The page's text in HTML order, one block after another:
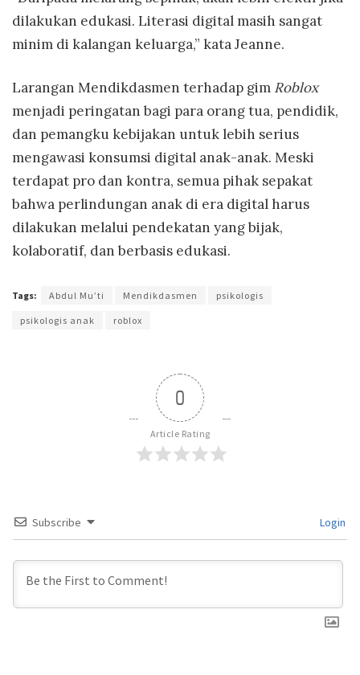
dilakukan edukasi. Literasi digital masih sangat
minim di kalangan keluarga,” kata Jeanne.
Larangan Mendikdasmen terhadap gim Roblox
menjadi peringatan bagi para orang tua, pendidik,
dan pemangku kebijakan untuk lebih serius
mengawasi konsumsi digital anak-anak. Meski
terdapat pro dan kontra, semua pihak sepakat
bahwa perlindungan anak di era digital harus
dilakukan melalui pendekatan yang bijak,
kolaboratif, dan berbasis edukasi.
Tags: Abdul Mu’ti Mendikdasmen psikologis
psikologis anak roblox
0
Article Rating
Subscribe Login